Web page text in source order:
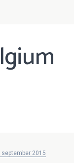
2015